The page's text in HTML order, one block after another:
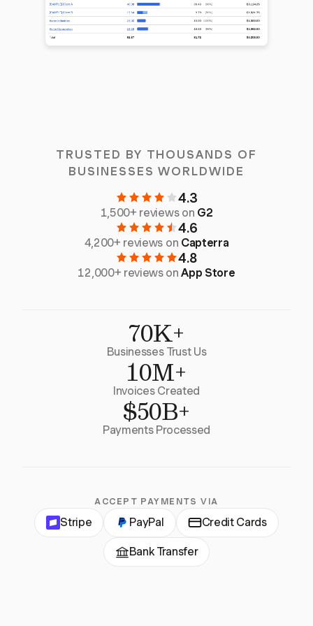
TRUSTED BY THOUSANDS OF
BUSINESSES WORLDWIDE
4.3
1,500+ reviews on G2
4.6
4,200+ reviews on Capterra
4.8
12,000+ reviews onApp Store
70K+
Businesses Trust Us
10M+
Invoices Created
$50B+
Payments Processed
ACCEPT PAYMENTS VIA
Stripe PayPal Credit Cards
Bank Transfer